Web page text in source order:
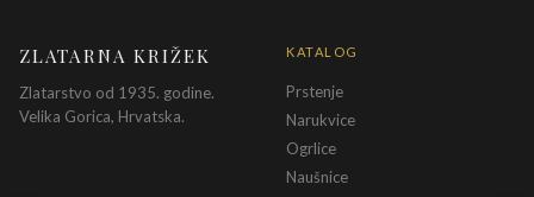
ZLATARNA KRIŽEK
Zlatarstvo od 1935. godine.
Velika Gorica, Hrvatska.
KATALOG
Prstenje
Narukvice
Ogrlice
Naušnice